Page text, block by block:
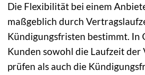
Die Flexibilität bei einem
maßgeblich durch
Kündigungsfristen bestimmt. In
Kunden sowohl die Laufzeit der
prüfen als auch die